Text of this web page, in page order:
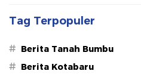
Tag Terpopuler
# Berita Tanah Bumbu
# Berita Kotabaru